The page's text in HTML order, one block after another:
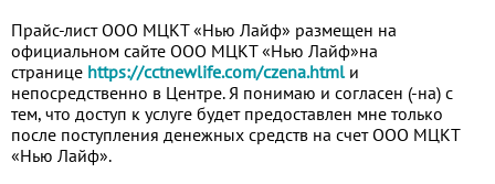
Прайс-лист ООО МЦКТ «Нью Лайф» размещен на
официальном сайте ООО МЦКТ «Нью Лайф»на
странице https://cctnewlife.com/czena.html и
непосредственно в Центре. Я понимаю и согласен (-на) с
тем, что доступ к услуге будет предоставлен мне только
после поступления денежных средств на счет ООО МЦКТ
«Нью Лайф».